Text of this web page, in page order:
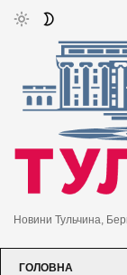
Новини Тульчина,
ГОЛОВНА